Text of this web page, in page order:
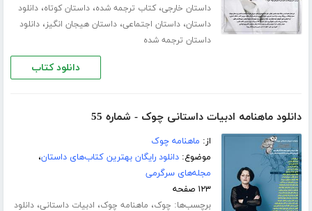
داستان خارجی،کتاب ترجمه شده،داستان کوتاه،دانلود
داستان،داستان اجتماعی،داستان هیجان انگیز،دانلود
داستان ترجمه شده
دانلود کتاب
دانلود ماهنامه ادبیات داستانی چوک - شماره 55
از: ماهنامه چوک
موضوع:دانلود رایگان بهترین کتاب‌های داستان،
مجله‌های سرگرمی
۱۲۳ صفحه
برچسب‌ها: چوک، ماهنامه چوک، ادبیات داستانی،دانلود